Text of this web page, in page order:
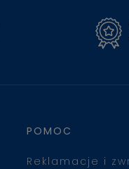
POMOC
Reklamacje i